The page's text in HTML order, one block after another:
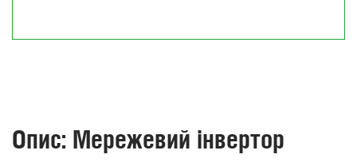
Опис: Мережевий інвертор